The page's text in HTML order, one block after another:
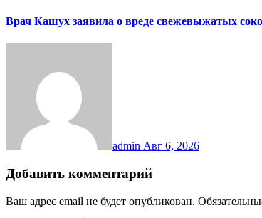
Врач Кашух заявила о вреде свежевыжатых
admin Авг 6, 2026
Добавить комментарий
Ваш адрес email не будет опубликован.